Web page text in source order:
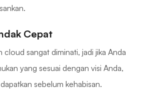
Cepat
cloud sangat diminati, jadi jika Anda
yang sesuai dengan visi Anda,
sebelum kehabisan.